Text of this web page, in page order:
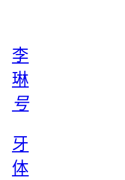
李
琳
号
牙
体